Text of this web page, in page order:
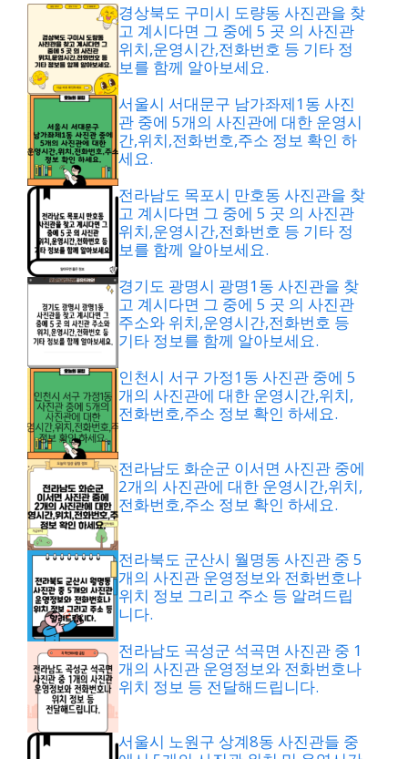
경상북도 구미시 도량동 사진관을 찾
고 계시다면 그 중에 5 곳 의 사진관
위치,운영시간,전화번호 등 기타 정
보를 함께 알아보세요.
서울시 서대문구 남가좌제1동 사진
관 중에 5개의 사진관에 대한 운영시
간,위치,전화번호,주소 정보 확인 하
세요.
전라남도 목포시 만호동 사진관을 찾
고 계시다면 그 중에 5 곳 의 사진관
위치,운영시간,전화번호 등 기타 정
보를 함께 알아보세요.
경기도 광명시 광명1동 사진관을 찾
고 계시다면 그 중에 5 곳 의 사진관
주소와 위치,운영시간,전화번호 등
기타 정보를 함께 알아보세요.
인천시 서구 가정1동 사진관 중에 5
개의 사진관에 대한 운영시간,위치,
전화번호,주소 정보 확인 하세요.
전라남도 화순군 이서면 사진관 중에
2개의 사진관에 대한 운영시간,위치,
전화번호,주소 정보 확인 하세요.
전라북도 군산시 월명동 사진관 중 5
개의 사진관 운영정보와 전화번호나
위치 정보 그리고 주소 등 알려드립
니다.
전라남도 곡성군 석곡면 사진관 중 1
개의 사진관 운영정보와 전화번호나
위치 정보 등 전달해드립니다.
서울시 노원구 상계8동 사진관들 중